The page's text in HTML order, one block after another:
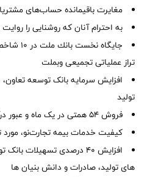
مغایرت‌ باقیمانده حساب‌های مشتریان تا ۱۷ مرداد
به احترام آنان که روشنایی را
تراز عملیاتی تجمیعی وبملت
افزایش سرمایه بانک توسعه
تولید
فروش 54 همتی در یک ماه و عبور درآمد سه‌ماهه از 81 همت
کیفیت خدمات بیمه تجارت‌نو، مورد
افزایش 40 درصدی تسهیلات
های تولید، صادرات و دانش بنیان ها